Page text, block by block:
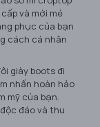
và mới mẻ
phục của bạn
cách cá nhân
giày boots đi
nhấn hoàn hảo
mỹ của bạn.
đáo và thu